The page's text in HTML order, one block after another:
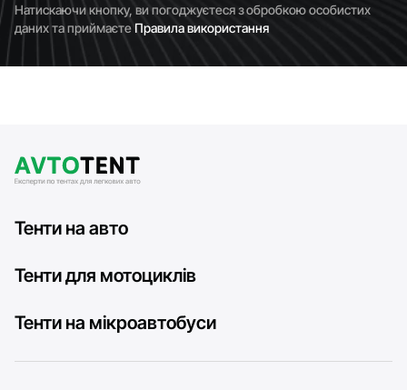
Натискаючи кнопку, ви погоджуєтеся з обробкою особистих
даних та приймаєтеПравила використання
Тенти на авто
Тенти для мотоциклів
Тенти на мікроавтобуси